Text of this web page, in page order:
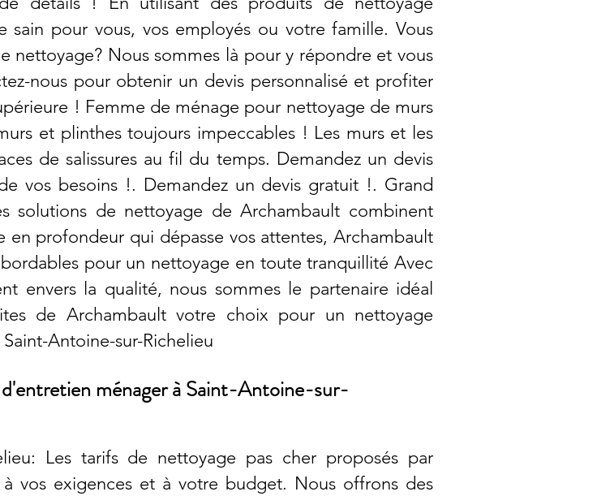
sain pour vous, vos employés ou votre famille. Vous
nettoyage? Nous sommes là pour y répondre et vous
nous pour obtenir un devis personnalisé et profiter
! Femme de ménage pour nettoyage de murs
et plinthes toujours impeccables ! Les murs et les
de salissures au fil du temps. Demandez un devis
vos besoins !. Demandez un devis gratuit !. Grand
solutions de nettoyage de Archambault combinent
profondeur qui dépasse vos attentes, Archambault
pour un nettoyage en toute tranquillité Avec
envers la qualité, nous sommes le partenaire idéal
de Archambault votre choix pour un nettoyage
Antoine-sur-Richelieu
ménager à Saint-Antoine-sur-
Les tarifs de nettoyage pas cher proposés par
vos exigences et à votre budget. Nous offrons des